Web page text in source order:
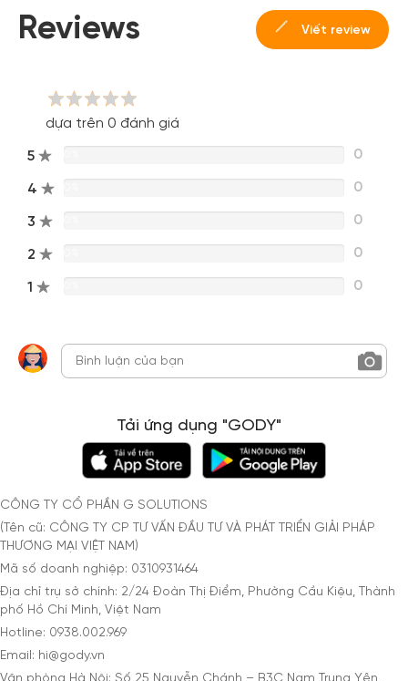
Reviews Viết review
dựa trên 0 đánh giá
5 0
4 0
3 0
2 0
1 0
Tải ứng dụng "GODY"
CÔNG TY CỔ PHẦN G SOLUTIONS
(Tên cũ: CÔNG TY CP TƯ VẤN ĐẦU TƯ VÀ PHÁT TRIỂN GIẢI PHÁP
THƯƠNG MẠI VIỆT NAM)
Mã số doanh nghiệp: 0310931464
Địa chỉ trụ sở chính: 2/24 Đoàn Thị Điểm, Phường Cầu Kiệu, Thành
phố Hồ Chí Minh, Việt Nam
Hotline: 0938.002.969
Email: hi@gody.vn